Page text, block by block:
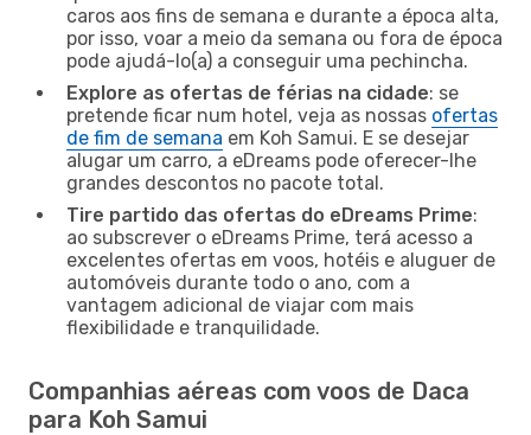
caros aos fins de semana e durante a época alta,
por isso, voar a meio da semana ou fora de época
pode ajudá-lo(a) a conseguir uma pechincha.
Explore as ofertas de férias na cidade: se
pretende ficar num hotel, veja as nossas ofertas
de fim de semana em Koh Samui. E se desejar
alugar um carro, a eDreams pode oferecer-lhe
grandes descontos no pacote total.
Tire partido das ofertas do eDreams Prime:
ao subscrever o eDreams Prime, terá acesso a
excelentes ofertas em voos, hotéis e aluguer de
automóveis durante todo o ano, com a
vantagem adicional de viajar com mais
flexibilidade e tranquilidade.
Companhias aéreas com voos de Daca
para Koh Samui